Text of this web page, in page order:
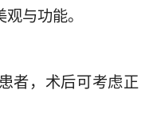
与功能。
者，术后可考虑正